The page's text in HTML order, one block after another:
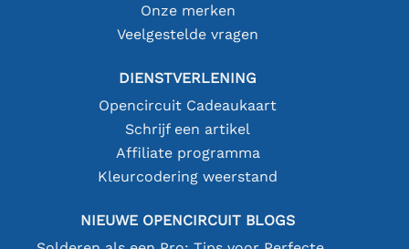
Onze merken
Veelgestelde vragen
DIENSTVERLENING
Opencircuit Cadeaukaart
Schrijf een artikel
Affiliate programma
Kleurcodering weerstand
NIEUWE OPENCIRCUIT BLOGS